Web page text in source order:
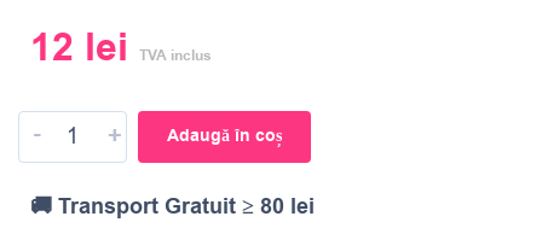
12 lei TVA inclus
- + Adaugă în coș
🚚 Transport Gratuit ≥ 80 lei